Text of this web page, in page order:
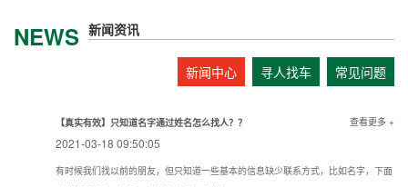
NEWS 新闻资讯
新闻中心 寻人找车 常见问题
【真实有效】只知道名字通过姓名怎么找人？？
2021-03-18 09:50:05
查看更多 +
有时候我们找以前的朋友，但只知道一些基本的信息缺少联系方式，比如名字，下面